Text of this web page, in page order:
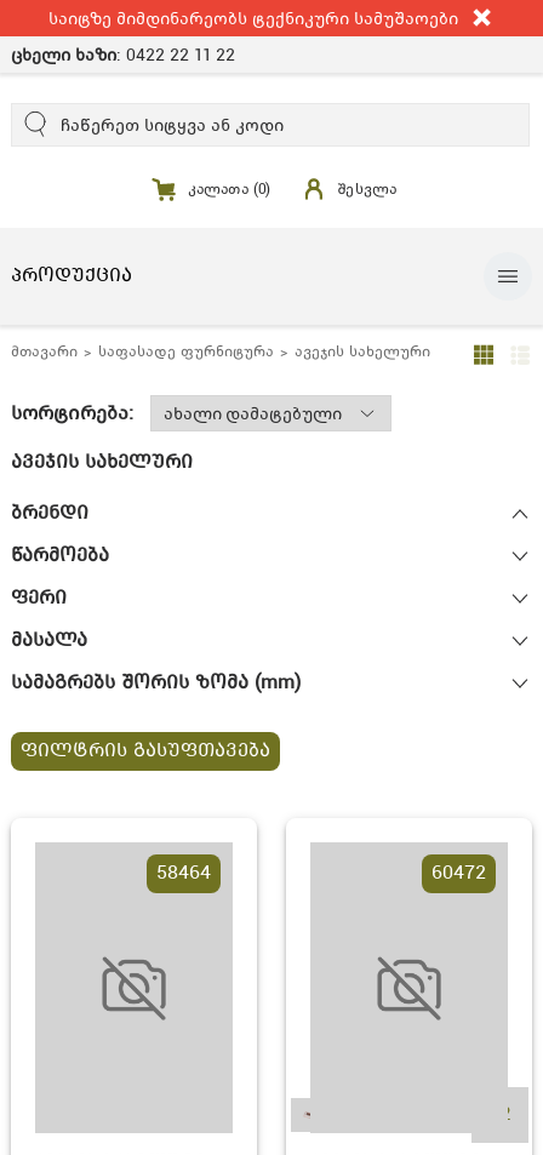
საიტზე მიმდინარეობს ტექნიკური სამუშაოები
ცხელი ხაზი: 0422 22 11 22
კალათა (0) შესვლა
ᲞᲠᲝᲓᲣᲥᲪᲘᲐ
მთავარი საფასადე ფურნიტურა ავეჯის სახელური
სორტირება:
ავეჯის სახელური
ბრენდი
წარმოება
ფერი
მასალა
სამაგრებს შორის ზომა (mm)
ფილტრის გასუფთავება
58464 60472
+2